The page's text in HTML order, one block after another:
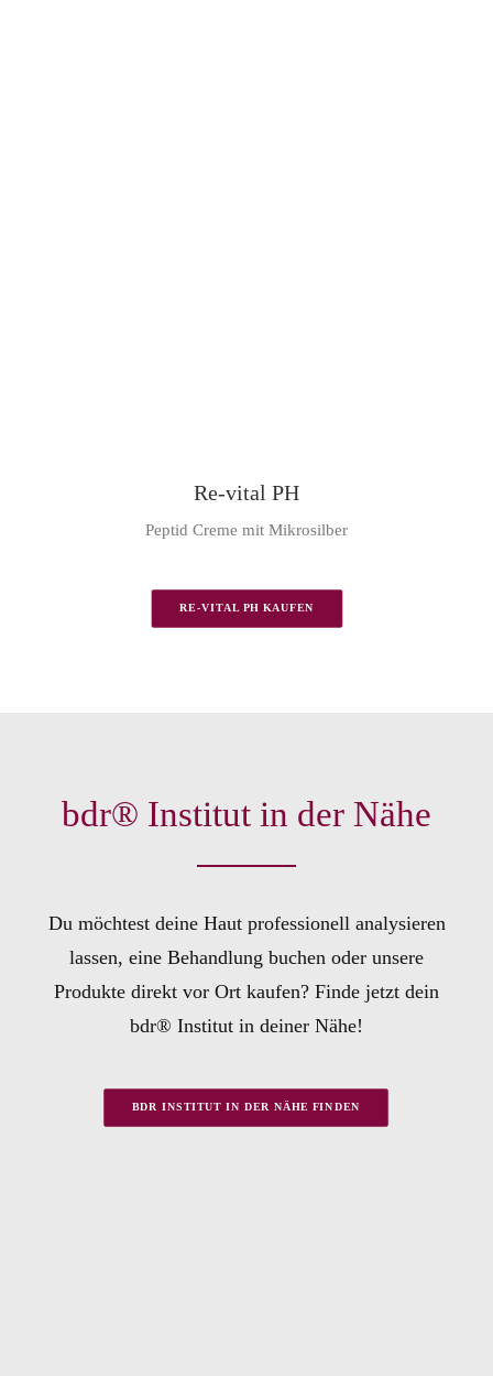
Re-vital PH
Peptid Creme mit Mikrosilber
RE-VITAL PH KAUFEN
bdr® Institut in der Nähe
Du möchtest deine Haut professionell analysieren
lassen, eine Behandlung buchen oder unsere
Produkte direkt vor Ort kaufen? Finde jetzt dein
bdr® Institut in deiner Nähe!
BDR INSTITUT IN DER NÄHE FINDEN